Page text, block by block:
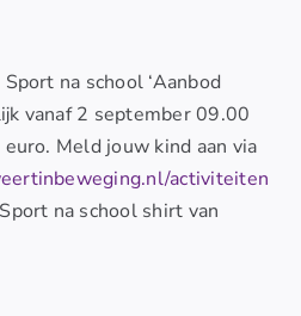
na school ‘Aanbod
vanaf 2 september 09.00
Meld jouw kind aan via
activiteiten
na school shirt van